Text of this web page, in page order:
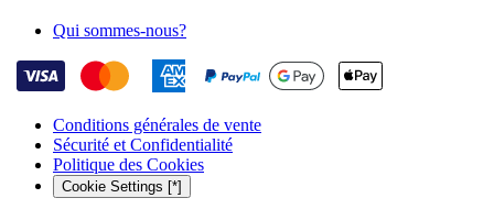
Qui sommes-nous?
Conditions générales de vente
Sécurité et Confidentialité
Politique des Cookies
Cookie Settings [*]